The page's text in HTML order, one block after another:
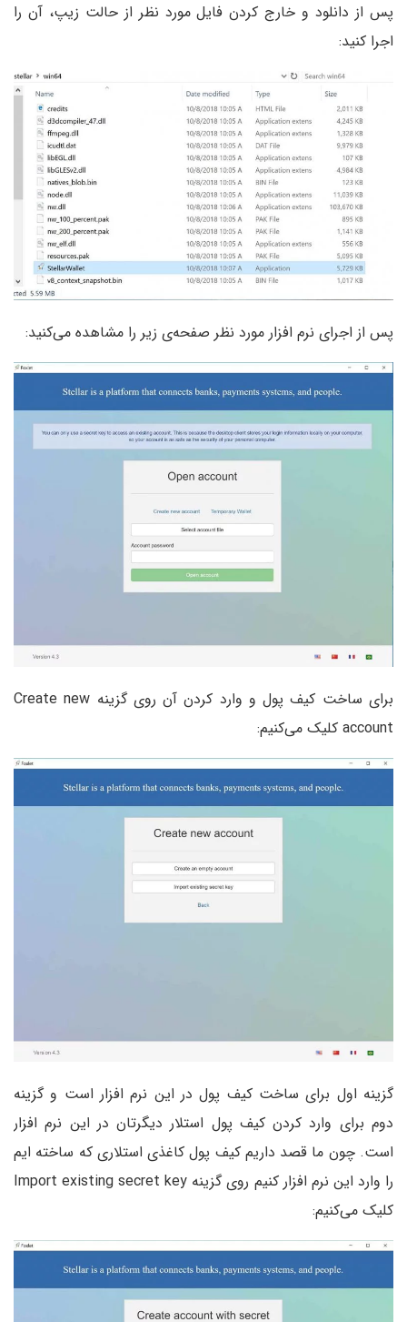
پس از دانلود و خارج کردن فایل مورد نظر از حالت زیپ، آن را
اجرا کنید:
پس از اجرای نرم افزار مورد نظر صفحه‌ی زیر را مشاهده می‌کنید:
برای ساخت کیف پول و وارد کردن آن روی گزینه Create new
account کلیک می‌کنیم:
گزینه اول برای ساخت کیف پول در این نرم افزار است و گزینه
دوم برای وارد کردن کیف پول استلار دیگرتان در این نرم افزار
است. چون ما قصد داریم کیف پول کاغذی استلاری که ساخته ایم
را وارد این نرم افزار کنیم روی گزینه Import existing secret key
کلیک می‌کنیم: